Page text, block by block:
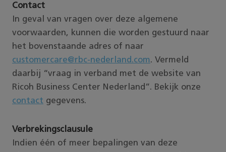
Contact
In geval van vragen over deze algemene
voorwaarden, kunnen die worden gestuurd naar
het bovenstaande adres of naar
customercare@rbc-nederland.com. Vermeld
daarbij “vraag in verband met de website van
Ricoh Business Center Nederland”. Bekijk onze
contact gegevens.
Verbrekingsclausule
Indien één of meer bepalingen van deze